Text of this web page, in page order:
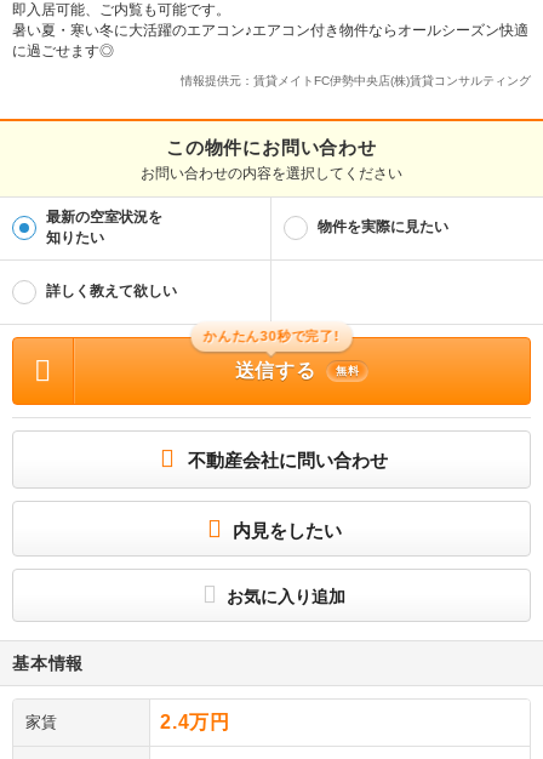
即入居可能、ご内覧も可能です。
暑い夏・寒い冬に大活躍のエアコン♪エアコン付き物件ならオールシーズン快適
に過ごせます◎
情報提供元：賃貸メイトFC伊勢中央店(株)賃貸コンサルティング
この物件にお問い合わせ
お問い合わせの内容を選択してください
最新の空室状況を
知りたい
物件を実際に見たい
詳しく教えて欲しい
かんたん30秒で完了!
送信する 無料
不動産会社に問い合わせ
内見をしたい
お気に入り追加
基本情報
家賃 2.4万円